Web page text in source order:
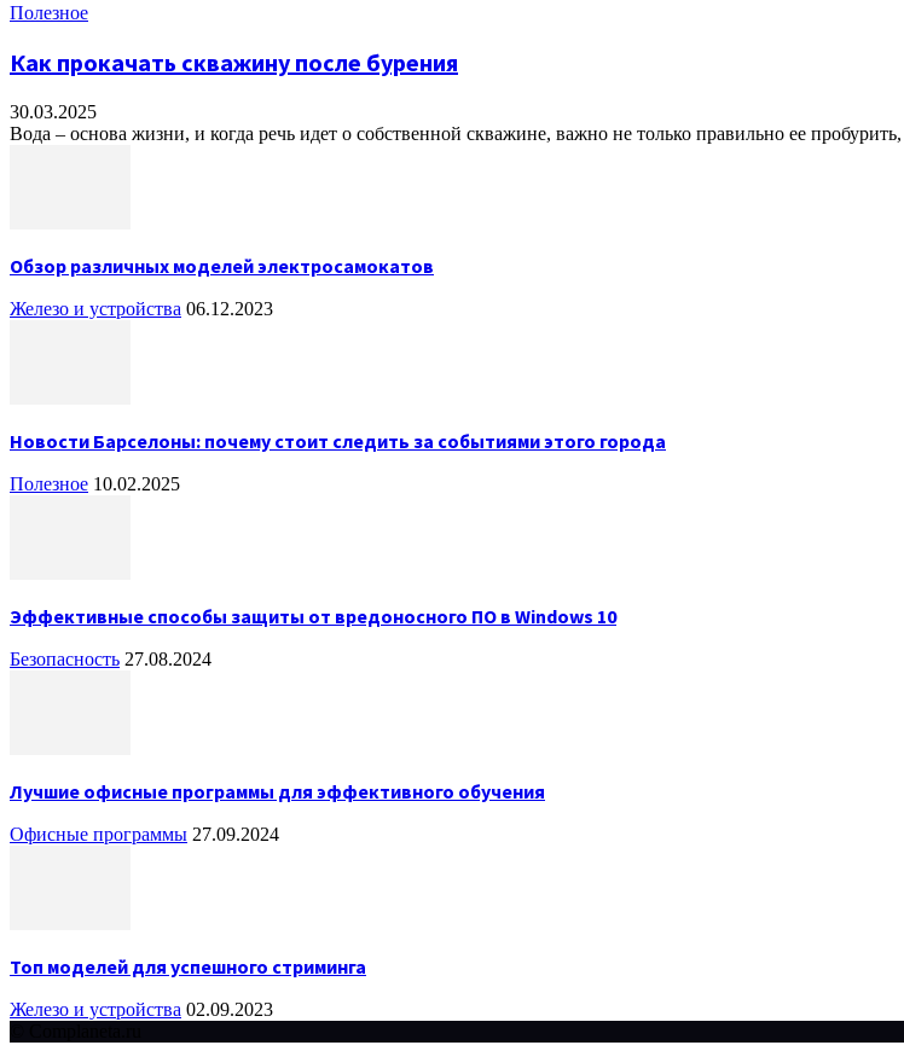
Полезное
Как прокачать скважину после бурения
30.03.2025
Вода – основа жизни, и когда речь идет о собственной скважине, важно не только правильно ее
Обзор различных моделей электросамокатов
Железо и устройства 06.12.2023
Новости Барселоны: почему стоит следить за событиями этого города
Полезное 10.02.2025
Эффективные способы защиты от вредоносного ПО в Windows 10
Безопасность 27.08.2024
Лучшие офисные программы для эффективного обучения
Офисные программы 27.09.2024
Топ моделей для успешного стриминга
Железо и устройства 02.09.2023